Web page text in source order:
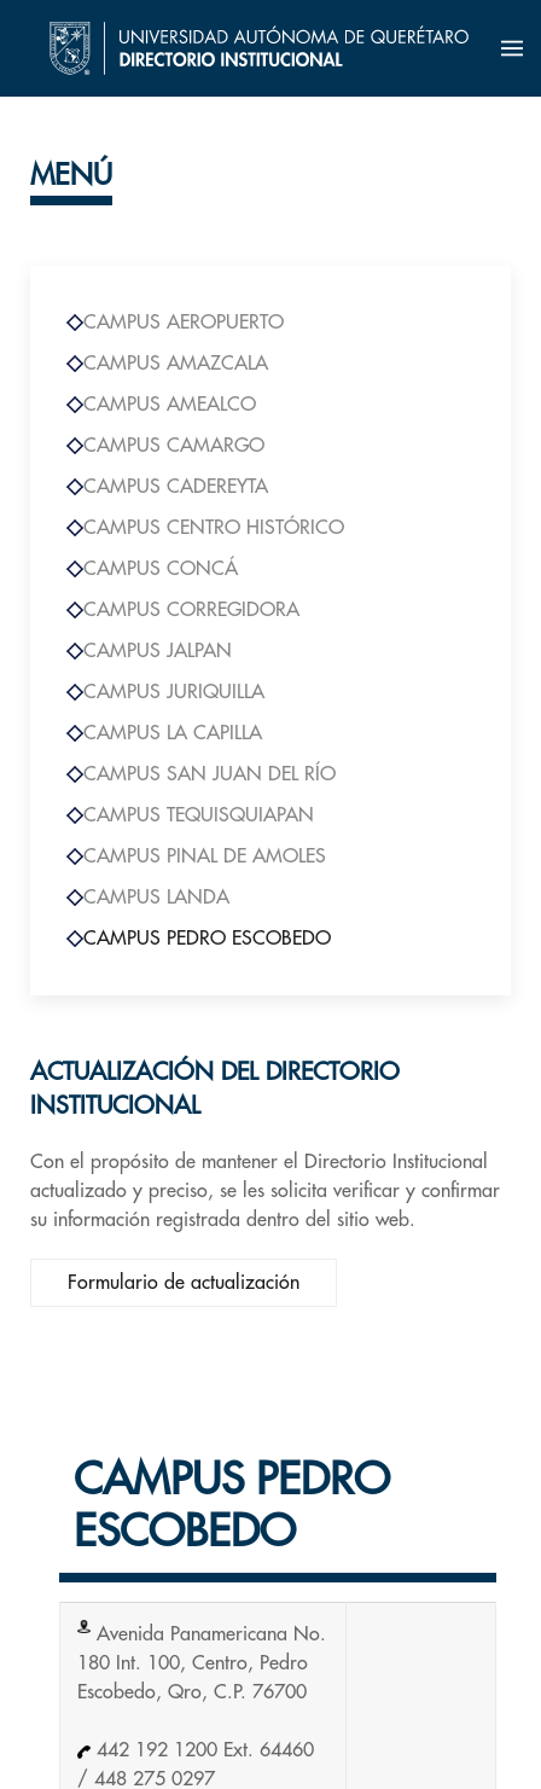
MENÚ
CAMPUS AEROPUERTO
CAMPUS AMAZCALA
CAMPUS AMEALCO
CAMPUS CAMARGO
CAMPUS CADEREYTA
CAMPUS CENTRO HISTÓRICO
CAMPUS CONCÁ
CAMPUS CORREGIDORA
CAMPUS JALPAN
CAMPUS JURIQUILLA
CAMPUS LA CAPILLA
CAMPUS SAN JUAN DEL RÍO
CAMPUS TEQUISQUIAPAN
CAMPUS PINAL DE AMOLES
CAMPUS LANDA
CAMPUS PEDRO ESCOBEDO
ACTUALIZACIÓN DEL DIRECTORIO
INSTITUCIONAL
Con el propósito de mantener el Directorio Institucional
actualizado y preciso, se les solicita verificar y confirmar
su información registrada dentro del sitio web.
Formulario de actualización
CAMPUS PEDRO
ESCOBEDO
Avenida Panamericana No.
180
Int. 100, Centro, Pedro
Escobedo, Qro, C.P. 76700
442 192 1200 Ext. 64460
/ 448 275 0297